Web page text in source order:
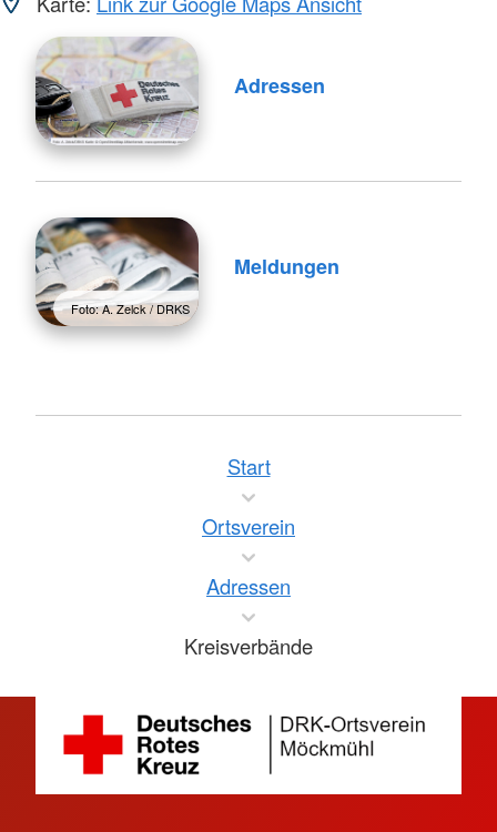
Adressen
Foto: A. Zelck / DRKS
Meldungen
Start
Ortsverein
Adressen
Kreisverbände